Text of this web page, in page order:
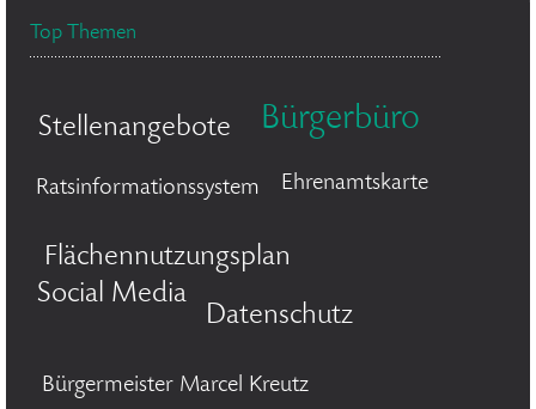
Top Themen
Stellenangebote Bürgerbüro
Ratsinformationssystem Ehrenamtskarte
Flächennutzungsplan
Social Media
Datenschutz
Bürgermeister Marcel Kreutz